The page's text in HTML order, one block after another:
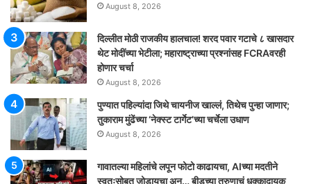
August 8, 2026
दिल्लीत मोठी राजकीय हालचाल! शरद पवार गटाचे ८ खासदार
थेट मोदींच्या भेटीला; महाराष्ट्राच्या प्रश्नांसह FCRAवरही
होणार चर्चा
August 8, 2026
पुण्यात पहिल्यांदा जिथे चायनीज खाल्लं, तिथेच पुन्हा जाणार;
तुकाराम मुंढेंच्या ‘नेक्स्ट टार्गेट’च्या चर्चेला उधाण
August 8, 2026
गावातल्या महिलांचे लपून फोटो काढायचा, AIच्या मदतीने
स्वतःसोबत जोडायचा अन्… बीडच्या तरुणाचं धक्कादायक